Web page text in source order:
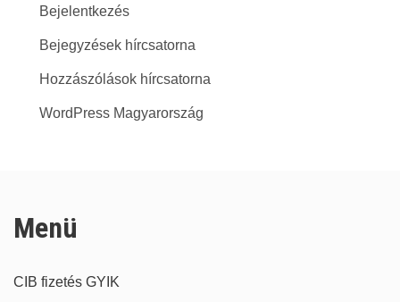
Bejelentkezés
Bejegyzések hírcsatorna
Hozzászólások hírcsatorna
WordPress Magyarország
Menü
CIB fizetés GYIK